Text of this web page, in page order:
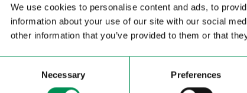
We use cookies to personalise content and ads, to
information about your use of our site with our social
other information that you’ve provided to them or that
Necessary Preferences
deve rispettare. Queste regole sono fissate
Dosenbach stessa e adeguato in base al
dell’International Labour Organization e
metodi di produzione o disposizioni per la
I controlli autonomi ne